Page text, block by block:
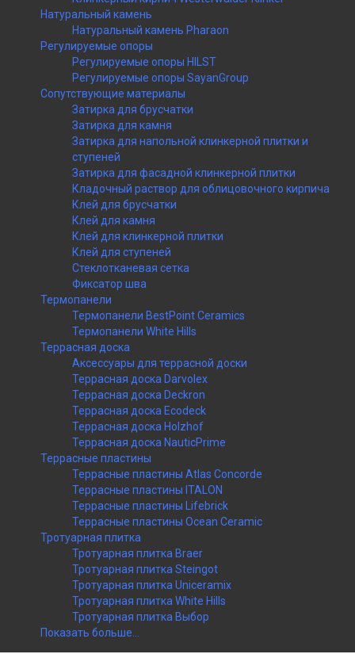
Натуральный камень
Натуральный камень Pharaon
Регулируемые опоры
Регулируемые опоры HILST
Регулируемые опоры SayanGroup
Сопутствующие материалы
Затирка для брусчатки
Затирка для камня
Затирка для напольной клинкерной плитки и
ступеней
Затирка для фасадной клинкерной плитки
Кладочный раствор для облицовочного кирпича
Клей для брусчатки
Клей для камня
Клей для клинкерной плитки
Клей для ступеней
Стеклотканевая сетка
Фиксатор шва
Термопанели
Термопанели BestPoint Ceramics
Термопанели White Hills
Террасная доска
Аксессуары для террасной доски
Террасная доска Darvolex
Террасная доска Deckron
Террасная доска Ecodeck
Террасная доска Holzhof
Террасная доска NauticPrime
Террасные пластины
Террасные пластины Atlas Concorde
Террасные пластины ITALON
Террасные пластины Lifebrick
Террасные пластины Ocean Ceramic
Тротуарная плитка
Тротуарная плитка Braer
Тротуарная плитка Steingot
Тротуарная плитка Uniceramix
Тротуарная плитка White Hills
Тротуарная плитка Выбор
Показать больше...